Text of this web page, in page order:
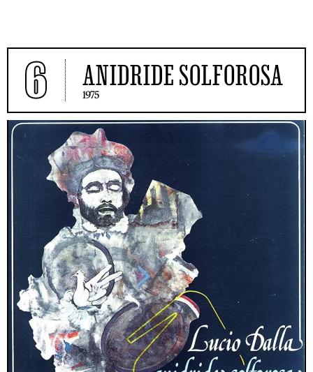
6 ANIDRIDE SOLFOROSA
1975